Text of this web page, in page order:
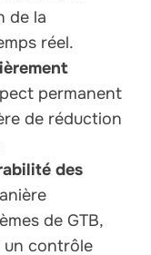
de la
réel.
permanent
de réduction
des
de GTB,
un contrôle